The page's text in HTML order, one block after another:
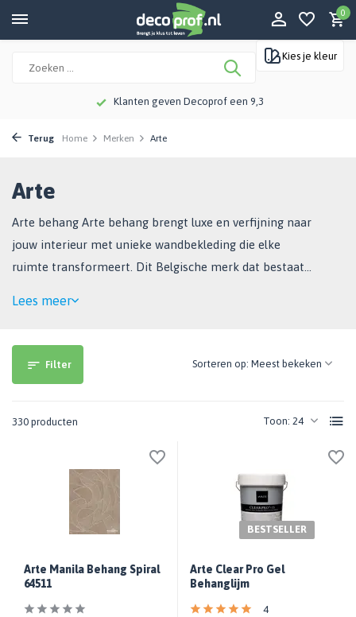
0
Kies je kleur
Meer dan 115 jaar kennis en ervaring
Terug Home Merken Arte
Arte
Arte behang Arte behang brengt luxe en verfijning naar
jouw interieur met unieke wandbekleding die elke
ruimte transformeert. Dit Belgische merk dat bestaat
Lees meer
Filter
330 producten Toon:
Sorteren op:
Arte Manila Behang Spiral
64511
BESTSELLER
Arte Clear Pro Gel
Behanglijm
4